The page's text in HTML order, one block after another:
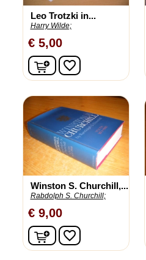
Leo Trotzki in...
Harry Wilde;
€ 5,00
In winkelwagen
favorite_border
Winston S. Churchill,...
Rabdolph S. Churchill;
€ 9,00
In winkelwagen
favorite_border